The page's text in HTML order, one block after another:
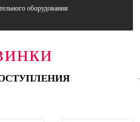
оборудования